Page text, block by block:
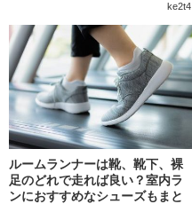
ke2t4
ルームランナーは靴、靴下、裸
足のどれで走れば良い？室内ラ
ンにおすすめなシューズもまと